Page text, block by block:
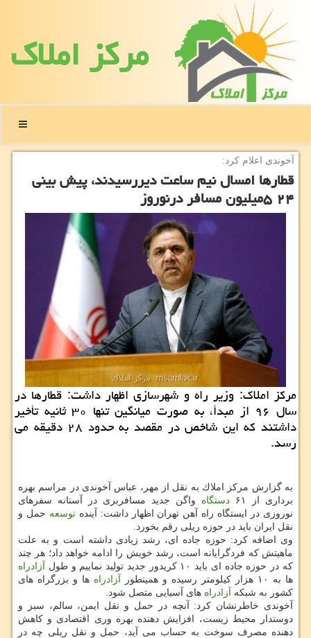
مركز املاك
منو
آخوندی اعلام كرد:
قطارها امسال نیم ساعت دیررسیدند، پیش بینی
۲۴ ۵میلیون مسافر درنوروز
مركز املاك: وزیر راه و شهرسازی اظهار داشت: قطارها در
سال ۹۶ از مبدأ، به صورت میانگین تنها ۳۰ ثانیه تأخیر
داشتند كه این شاخص در مقصد به حدود ۲۸ دقیقه می
رسد.
به گزارش مركز املاك به نقل از مهر، عباس آخوندی در مراسم بهره
برداری از ۶۱
دستگاه واگن جدید مسافربری در آستانه سفرهای
نوروزی در ایستگاه راه آهن تهران اظهار داشت: آیندهتوسعه حمل و
نقل ایران باید در حوزه ریلی رقم بخورد.
وی اضافه كرد: حوزه جاده ای، رشد زیادی داشته است و به علت
ماهیتش كه فردگرایانه است، رشد خویش را ادامه خواهد داد؛ هر چند
كه در حوزه جاده ای باید ۱۰ كریدور جدید تولید نماییم و طول
آزادراه
ها به ۱۰ هزار كیلومتر رسیده و همینطور
آزادراه ها و بزرگراه های
كشور به شبكه آزادراه های آسیایی متصل شود.
آخوندی خاطرنشان كرد: آنچه در حمل و نقل ایمن، سالم، سبز و
دوستدار محیط زیست، افزایش دهنده بهره وری اقتصادی و كاهش
دهنده مصرف سوخت به حساب می آید، حمل و نقل ریلی چه در